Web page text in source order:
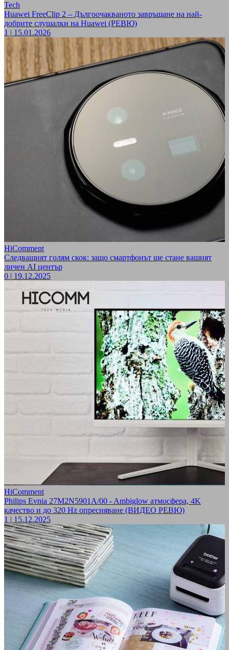
Tech
Huawei FreeClip 2 – Дългоочакваното завръщане на най-
добрите слушалки на Huawei (РЕВЮ)
1 | 15.01.2026
HiComment
Следващият голям скок: защо смартфонът ще стане вашият
личен AI център
0 | 19.12.2025
HiComment
Philips Evnia 27M2N5901A/00 - Ambiglow атмосфера, 4K
качество и до 320 Hz опресняване (ВИДЕО РЕВЮ)
1 | 15.12.2025